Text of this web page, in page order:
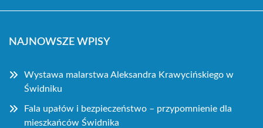
NAJNOWSZE WPISY
Wystawa malarstwa Aleksandra Krawycińskiego w
Świdniku
Fala upałów i bezpieczeństwo – przypomnienie dla
mieszkańców Świdnika